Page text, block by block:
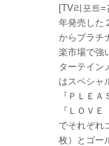
[TV리포트=
年発売した
からプラチ
楽市場で強
ターテイン
はスペシャ
『ＰＬＥ
『ＬＯＶ
でそれぞれ
枚）とゴー